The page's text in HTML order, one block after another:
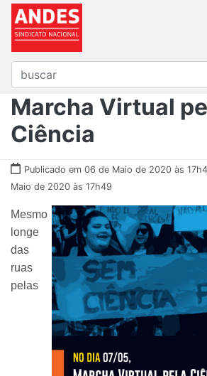
Marcha Virtual
Ciência
Publicado em 06 de Maio de 2020 às
Maio de 2020 às 17h49
Mesmo
longe
das
ruas
pelas